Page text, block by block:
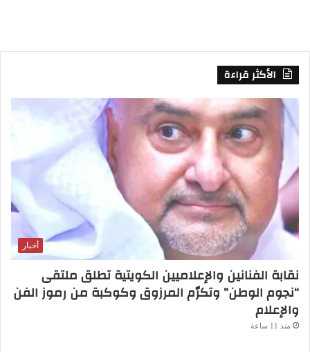
الأكثر قراءة
أخبار
نقابة الفنانين والإعلاميين الكويتية تطلق ملتقى
“نجوم الوطن” وتكرّم المرزوق وكوكبة من رموز الفن
والإعلام
منذ 11 ساعة